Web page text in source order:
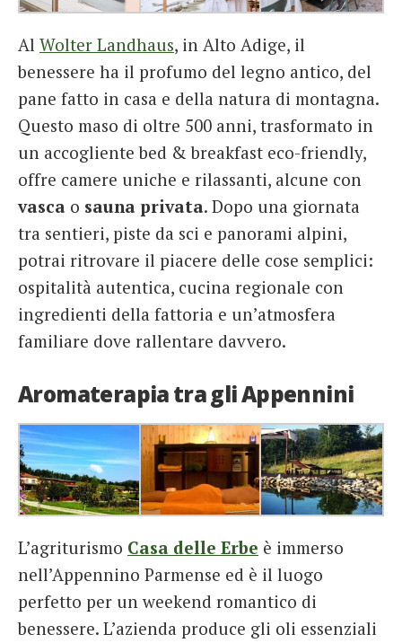
Al Wolter Landhaus, in Alto Adige, il
benessere ha il profumo del legno antico, del
pane fatto in casa e della natura di montagna.
Questo maso di oltre 500 anni, trasformato in
un accogliente bed & breakfast eco-friendly,
offre camere uniche e rilassanti, alcune con
vasca o sauna privata. Dopo una giornata
tra sentieri, piste da sci e panorami alpini,
potrai ritrovare il piacere delle cose semplici:
ospitalità autentica, cucina regionale con
ingredienti della fattoria e un’atmosfera
familiare dove rallentare davvero.
Aromaterapia tra gli Appennini
L’agriturismo Casa delle Erbe è immerso
nell’Appennino Parmense ed è il luogo
perfetto per un weekend romantico di
benessere. L’azienda produce gli oli essenziali